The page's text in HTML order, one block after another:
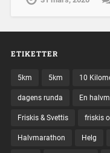
ETIKETTER
5km 5km 10
dagens runda En
Friskis & Svettis friskis
Halvmarathon Helg